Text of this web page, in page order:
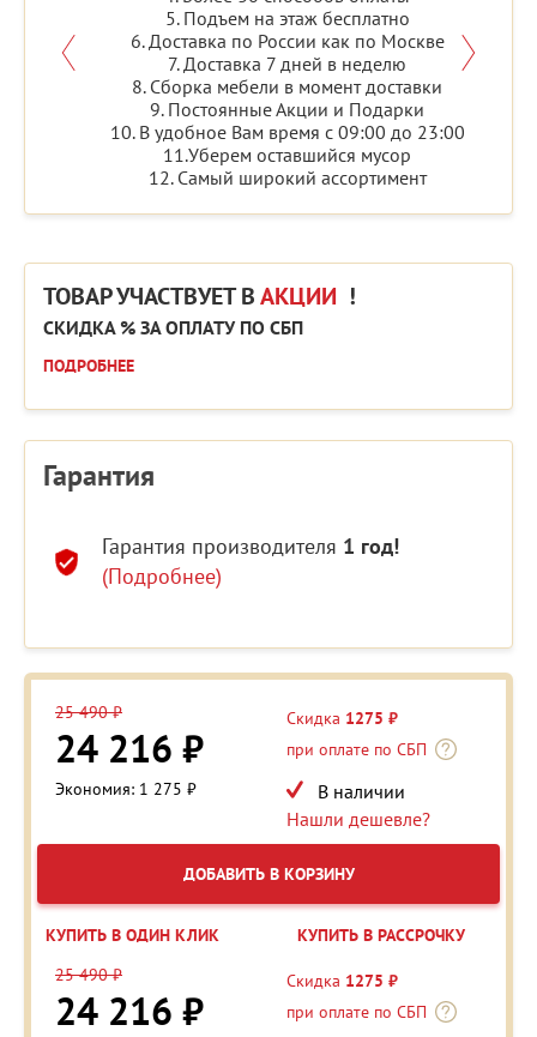
5. Подъем на этаж бесплатно
6. Доставка по России как по Москве
7. Доставка 7 дней в неделю
8. Сборка мебели в момент доставки
9. Постоянные Акции и Подарки
10. В удобное Вам время с 09:00 до 23:00
11.Уберем оставшийся мусор
12. Самый широкий ассортимент
ТОВАР УЧАСТВУЕТ ВАКЦИИ !
СКИДКА % ЗА ОПЛАТУ ПО СБП
ПОДРОБНЕЕ
Гарантия
Гарантия производителя 1 год!
(Подробнее)
25 490 ₽
24 216 ₽
Экономия: 1 275 ₽
Скидка 1275 ₽
при оплате по СБП
В наличии
Нашли дешевле?
ДОБАВИТЬ В КОРЗИНУ
КУПИТЬ В ОДИН КЛИК
КУПИТЬ В РАССРОЧКУ
25 490 ₽
24 216 ₽
Скидка 1275 ₽
при оплате по СБП